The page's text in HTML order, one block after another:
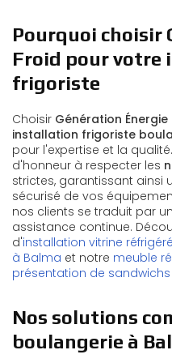
Pourquoi choisir
Froid pour votre
frigoriste
Choisir Génération Énergie
installation frigoriste
pour l'expertise et la
d'honneur à respecter les
strictes, garantissant ainsi
sécurisé de vos
nos clients se traduit par
assistance continue.
d'installation vitrine
à Balma et notre meuble
présentation de
Nos solutions
boulangerie à